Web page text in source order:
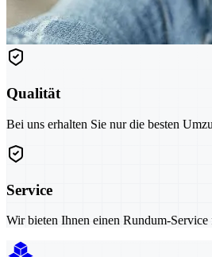
Qualität
Bei uns erhalten Sie nur die besten
Service
Wir bieten Ihnen einen Rundum-